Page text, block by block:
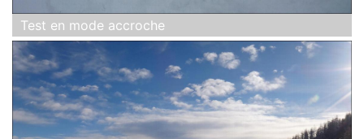
Test en mode accroche